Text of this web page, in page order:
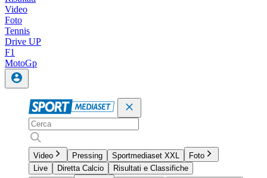
Video
Foto
Tennis
Drive UP
F1
MotoGp
Video Pressing Sportmediaset XXL
Foto
Live
Diretta Calcio
Risultati e Classifiche